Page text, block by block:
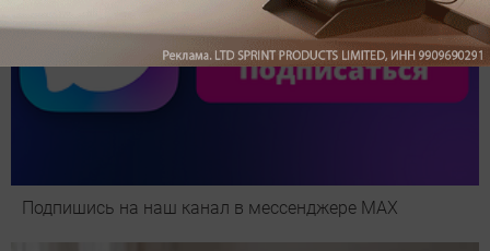
Подпишись на наш канал в мессенджере МАХ